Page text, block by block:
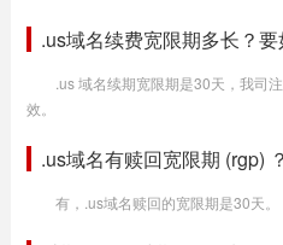
.us域名续费宽限期多长？
.us 域名续期宽限期是30天，我司
效。
.us域名有赎回宽限期 (rgp) ？
有，.us域名赎回的宽限期是30天。